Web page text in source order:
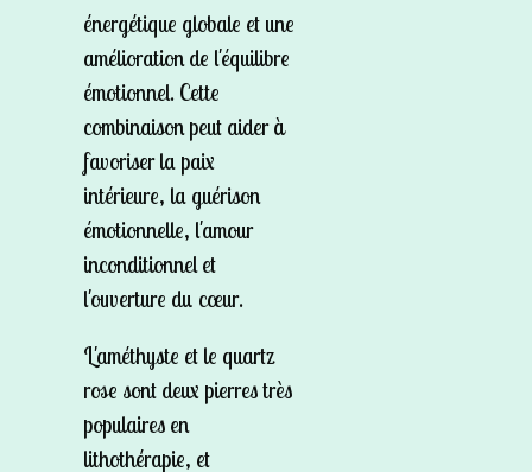
énergétique globale et une
amélioration de l'équilibre
émotionnel. Cette
combinaison peut aider à
favoriser la paix
intérieure, la guérison
émotionnelle, l'amour
inconditionnel et
l'ouverture du cœur.
L'améthyste et le quartz
rose sont deux pierres très
populaires en
lithothérapie, et